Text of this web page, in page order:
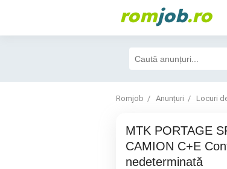
romjob.ro
Romjob Anunțuri Locuri
MTK PORTAGE SRL angajează ȘOFER
CAMION C+E
nedeterminată